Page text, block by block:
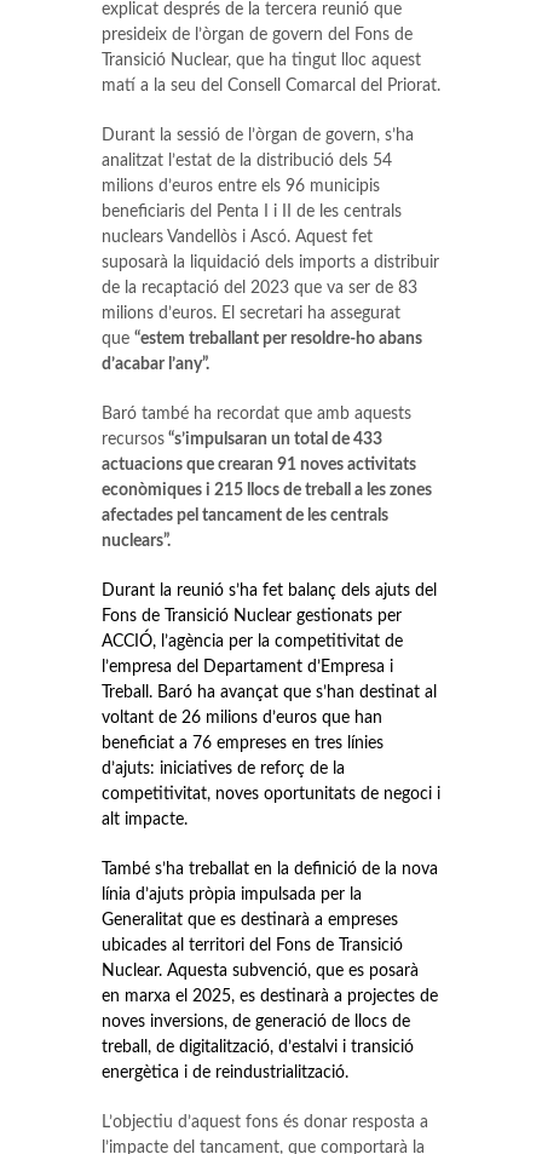
explicat després de la tercera reunió que
presideix de l’òrgan de govern del Fons de
Transició Nuclear, que ha tingut lloc aquest
matí a la seu del Consell Comarcal del Priorat.
Durant la sessió de l’òrgan de govern, s’ha
analitzat l’estat de la distribució dels 54
milions d’euros entre els 96 municipis
beneficiaris del Penta I i II de les centrals
nuclears Vandellòs i Ascó. Aquest fet
suposarà la liquidació dels imports a distribuir
de la recaptació del 2023 que va ser de 83
milions d’euros. El secretari ha assegurat
que “estem treballant per resoldre-ho abans
d’acabar l’any”.
Baró també ha recordat que amb aquests
recursos “s’impulsaran un total de 433
actuacions que crearan 91 noves activitats
econòmiques i 215 llocs de treball a les zones
afectades pel tancament de les centrals
nuclears”.
Durant la reunió s’ha fet balanç dels ajuts del
Fons de Transició Nuclear gestionats per
ACCIÓ, l’agència per la competitivitat de
l’empresa del Departament d’Empresa i
Treball. Baró ha avançat que s’han destinat al
voltant de 26 milions d’euros que han
beneficiat a 76 empreses en tres línies
d’ajuts: iniciatives de reforç de la
competitivitat, noves oportunitats de negoci i
alt impacte.
També s’ha treballat en la definició de la nova
línia d’ajuts pròpia impulsada per la
Generalitat que es destinarà a empreses
ubicades al territori del Fons de Transició
Nuclear. Aquesta subvenció, que es posarà
en marxa el 2025, es destinarà a projectes de
noves inversions, de generació de llocs de
treball, de digitalització, d’estalvi i transició
energètica i de reindustrialització.
L’objectiu d’aquest fons és donar resposta a
l’impacte del tancament, que comportarà la